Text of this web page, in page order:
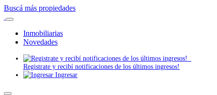
Buscá más propiedades
Inmobiliarias
Novedades
Registrate y recibí notificaciones de los últimos ingresos!
Ingresar